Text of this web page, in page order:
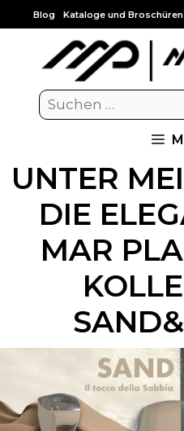
Blog Kataloge und Broschüren
UNTER
DIE
MAR